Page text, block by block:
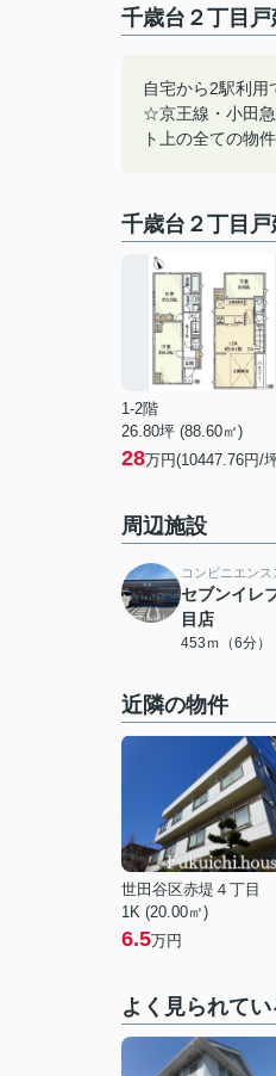
千歳台２丁目
自宅から2駅利用
☆京王線・小田
ト上の全ての物
千歳台２丁目
1-2階
26.80坪 (88.60㎡)
28万円(10447.76円/
周辺施設
コンビニエンス
セブンイレ
目店
453ｍ（6分）
近隣の物件
世田谷区赤堤４丁目
1K (20.00㎡)
6.5万円
よく見られて